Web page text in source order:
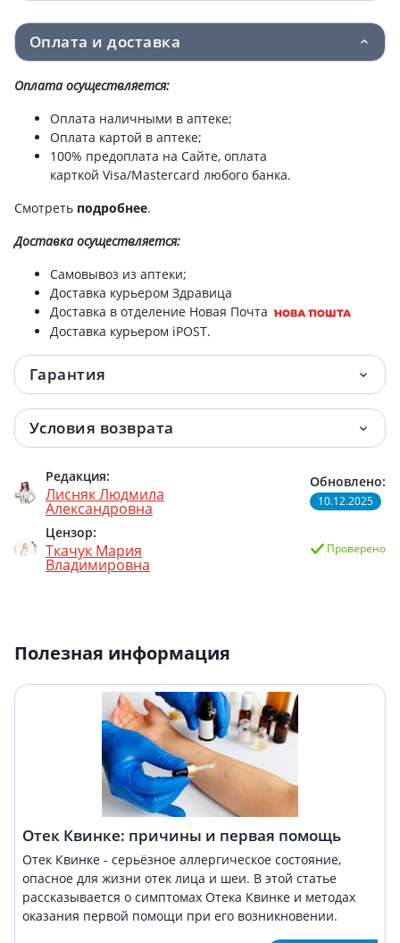
Оплата и доставка
Оплата осуществляется:
Оплата наличными в аптеке;
Оплата картой в аптеке;
100% предоплата на Сайте, оплата
карткой Visa/Mastercard любого банка.
Смотреть подробнее.
Доставкаосуществляется:
Самовывоз из аптеки;
Доставка курьером Здравица
Доставка в отделение Новая Почта
Доставка курьером iPOST.
Гарантия
Условия возврата
Редакция:
Лисняк Людмила
Александровна
Цензор:
Ткачук Мария
Владимировна
Обновлено:
10.12.2025
Проверено
Полезная информация
Отек Квинке: причины и первая помощь
Отек Квинке - серьёзное аллергическое состояние,
опасное для жизни отек лица и шеи. В этой статье
рассказывается о симптомах Отека Квинке и методах
оказания первой помощи при его возникновении.